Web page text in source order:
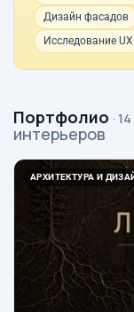
Дизайн фасадов
Исследование UX
Портфолио · 14
интерьеров
АРХИТЕКТУРА И